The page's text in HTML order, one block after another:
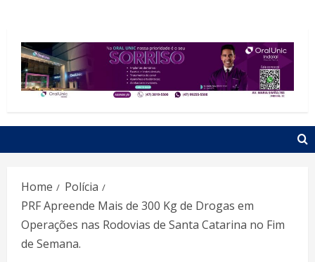
Home
Polícia
PRF Apreende Mais de 300 Kg de Drogas em
Operações nas Rodovias de Santa Catarina no Fim
de Semana.